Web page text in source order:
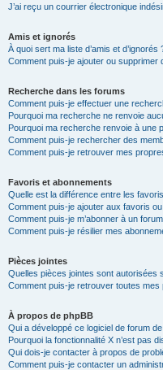
J’ai reçu un courrier électronique
Amis et ignorés
À quoi sert ma liste d’amis et d’ignorés
Comment puis-je ajouter ou supprimer
Recherche dans les forums
Comment puis-je effectuer une
Pourquoi ma recherche ne renvoie
Pourquoi ma recherche renvoie à une
Comment puis-je rechercher des
Comment puis-je retrouver mes
Favoris et abonnements
Quelle est la différence entre les
Comment puis-je ajouter aux favoris
Comment puis-je m’abonner à un
Comment puis-je résilier mes
Pièces jointes
Quelles pièces jointes sont autorisées
Comment puis-je retrouver toutes mes
À propos de phpBB
Qui a développé ce logiciel de forum
Pourquoi la fonctionnalité X n’est pas
Qui dois-je contacter à propos de
Comment puis-je contacter un